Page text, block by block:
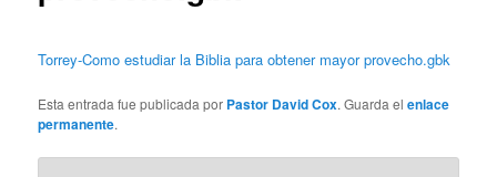
Torrey-Como estudiar la Biblia para obtener mayor provecho.gbk
Esta entrada fue publicada por Pastor David Cox. Guarda elenlace
permanente.